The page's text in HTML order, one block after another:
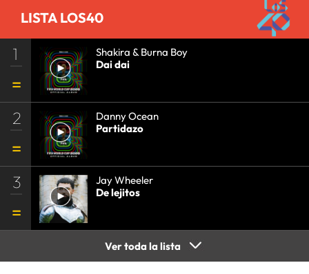
LISTA LOS40
1
Shakira & Burna Boy
Dai dai
2
Danny Ocean
Partidazo
3
Jay Wheeler
De lejitos
Ver toda la lista